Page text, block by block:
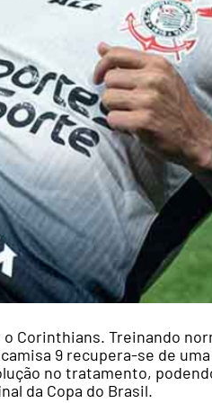
Corinthians. Treinando
9 recupera-se de
no tratamento,
da Copa do Brasil.